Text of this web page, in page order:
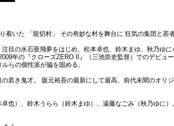
いた 「龍切村」 その奇妙な村を舞台に 狂気の集団と若
目の水石亜飛夢をはじめ、松本卓也、鈴木まゆ、秋乃ゆ
年の『クローズZERO II』（三池崇史監督）でのデビュ
らの個性派が脇を固める。
若き鬼才。 阪元裕吾の最新にして最高、前代未聞のオリジ
也）、鈴木うらら（鈴木まゆ）、遠藤なごみ（秋乃ゆに